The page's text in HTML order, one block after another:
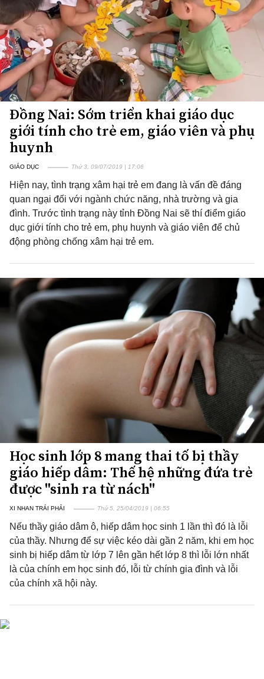
Đồng Nai: Sớm triển khai giáo dục
giới tính cho trẻ em, giáo viên và phụ
huynh
GIÁO DỤC Thứ 3, 09/07/2019 | 17:06
Hiện nay, tình trạng xâm hại trẻ em đang là vấn đề đáng
quan ngại đối với ngành chức năng, nhà trường và gia
đình. Trước tình trạng này tỉnh Đồng Nai sẽ thí điểm giáo
dục giới tính cho trẻ em, phụ huynh và giáo viên để chủ
động phòng chống xâm hại trẻ em.
Học sinh lớp 8 mang thai tố bị thầy
giáo hiếp dâm: Thế hệ những đứa trẻ
được "sinh ra từ nách"
XI NHAN TRÁI PHẢI Thứ 5, 25/04/2019 | 06:55
Nếu thầy giáo dâm ô, hiếp dâm học sinh 1 lần thì đó là lỗi
của thầy. Nhưng để sự việc kéo dài gần 2 năm, khi em học
sinh bị hiếp dâm từ lớp 7 lên gần hết lớp 8 thì lỗi lớn nhất
là của chính em học sinh đó, lỗi từ chính gia đình và lỗi
của chính xã hội này.